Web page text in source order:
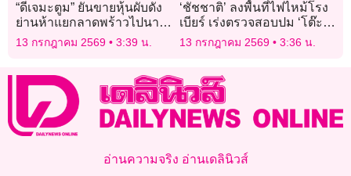
“ดีเจมะตูม” ยันขายหุ้นผับดัง
ย่านห้าแยกลาดพร้าวไปนาน
แล้ว หลังล่าสุดไฟเผาวอด!
13 กรกฎาคม 2569 3:39 น.
‘ชัชชาติ’ ลงพื้นที่ไฟไหม้โรง
เบียร์ เร่งตรวจสอบปม ‘โต๊ะ
ขายลูกอม’ ขวางทางหนีไฟ
13 กรกฎาคม 2569 3:36 น.
อ่านความจริง อ่านเดลินิวส์